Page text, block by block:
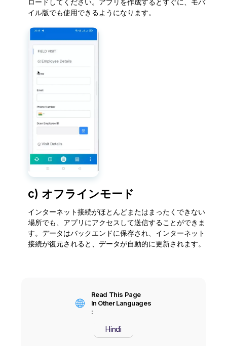
ロードしてください。アプリを作成するとすぐに、モバ
イル版でも使用できるようになります。
c) オフラインモード
インターネット接続がほとんどまたはまったくできない
場所でも、アプリにアクセスして送信することができま
す。データはバックエンドに保存され、インターネット
接続が復元されると、データが自動的に更新されます。
Read This Page
In Other Languages
:
Hindi